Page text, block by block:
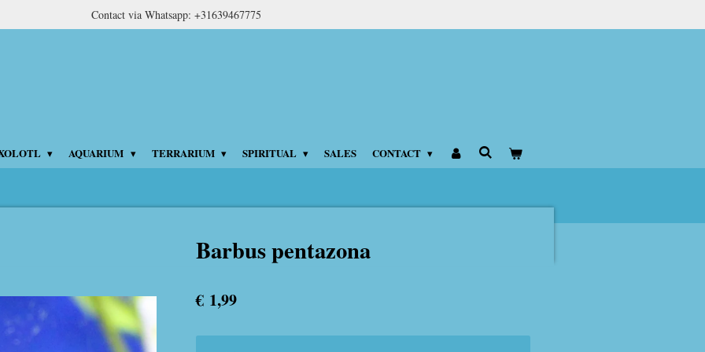
Contact via Whatsapp: +31639467775
AQUARIUM TERRARIUM SPIRITUAL SALES CONTACT
Barbus pentazona
€ 1,99